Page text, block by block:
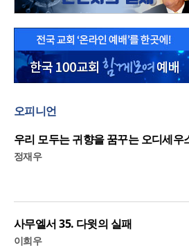
오피니언
우리 모두는 귀향을 꿈꾸는 오디세우
정재우
사무엘서 35. 다윗의 실패
이희우